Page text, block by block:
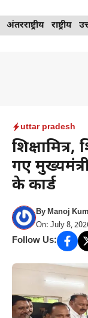
Skip
to
अंतरराष्ट्रीय राष्ट्रीय
uttar pradesh
गए
के कार्ड
ByManoj
On: July 8,
Follow Us: